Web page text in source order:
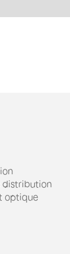
distribution
optique